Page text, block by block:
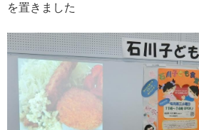
を置きました